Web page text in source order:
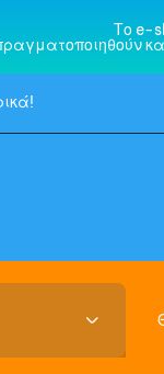
Το e-